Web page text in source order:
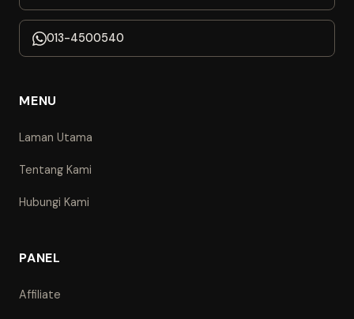
013-4500540
MENU
Laman Utama
Tentang Kami
Hubungi Kami
PANEL
Affiliate